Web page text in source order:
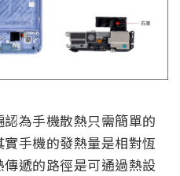
為手機散熱只需簡單的
手機的發熱量是相對恆
遞的路徑是可通過熱設